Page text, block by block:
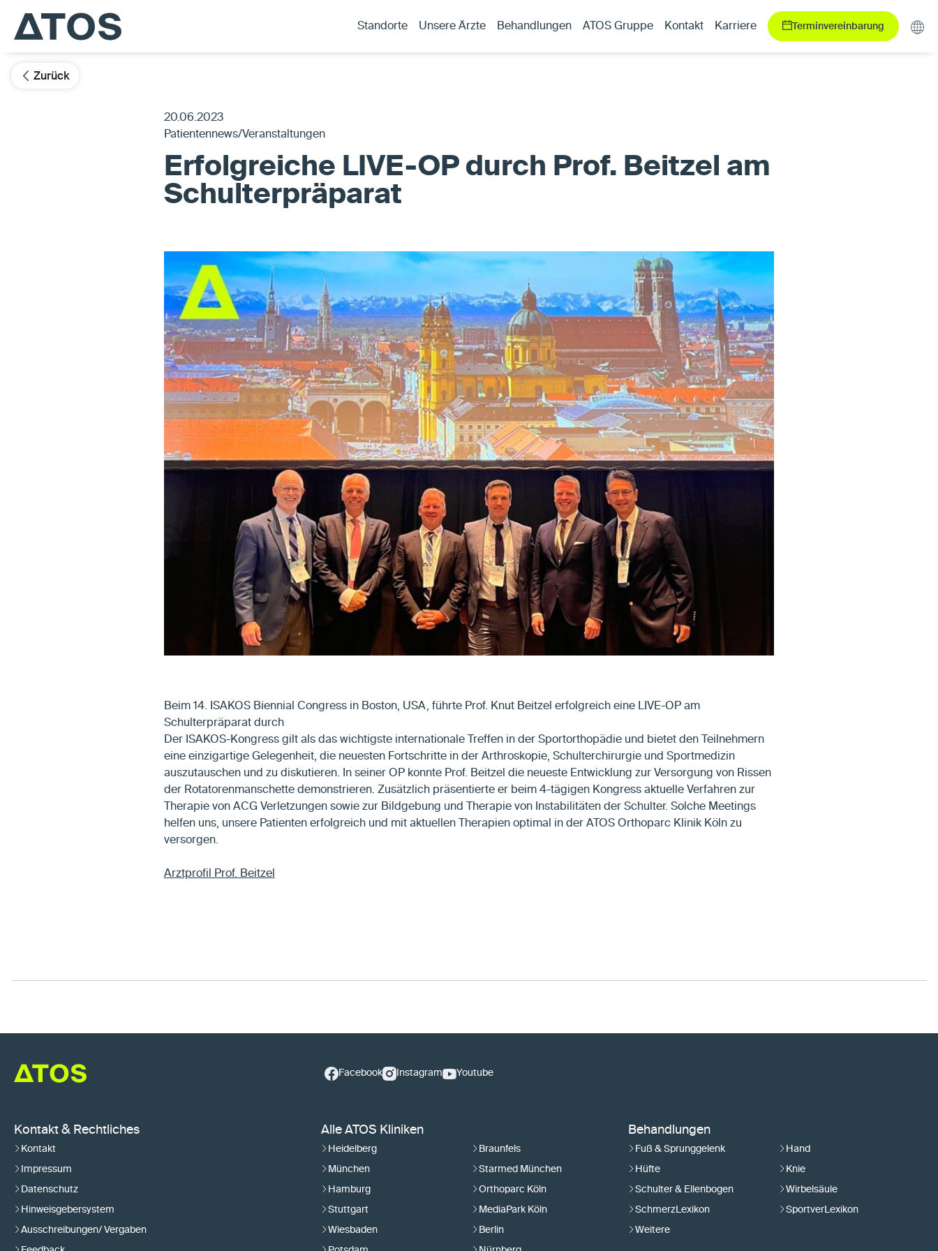
Standorte Unsere Ärzte Behandlungen ATOS Gruppe Kontakt Karriere Terminvereinbarung
Zurück
20.06.2023
Patientennews/Veranstaltungen
Erfolgreiche LIVE-OP durch Prof. Beitzel am
Schulterpräparat
Beim 14. ISAKOS Biennial Congress in Boston, USA, führte Prof. Knut Beitzel erfolgreich eine LIVE-OP am
Schulterpräparat durch
Der ISAKOS-Kongress gilt als das wichtigste internationale Treffen in der Sportorthopädie und bietet den Teilnehmern
eine einzigartige Gelegenheit, die neuesten Fortschritte in der Arthroskopie, Schulterchirurgie und Sportmedizin
auszutauschen und zu diskutieren. In seiner OP konnte Prof. Beitzel die neueste Entwicklung zur Versorgung von Rissen
der Rotatorenmanschette demonstrieren. Zusätzlich präsentierte er beim 4-tägigen Kongress aktuelle Verfahren zur
Therapie von ACG Verletzungen sowie zur Bildgebung und Therapie von Instabilitäten der Schulter. Solche Meetings
helfen uns, unsere Patienten erfolgreich und mit aktuellen Therapien optimal in der ATOS Orthoparc Klinik Köln zu
versorgen.
Arztprofil Prof. Beitzel
Facebook Instagram Youtube
Kontakt & Rechtliches
Kontakt
Impressum
Datenschutz
Hinweisgebersystem
Ausschreibungen/ Vergaben
Alle ATOS Kliniken
Heidelberg Braunfels
München Starmed München
Hamburg Orthoparc Köln
Stuttgart MediaPark Köln
Wiesbaden Berlin
Behandlungen
Fuß & Sprunggelenk Hand
Hüfte Knie
Schulter & Ellenbogen Wirbelsäule
SchmerzLexikon SportverLexikon
Weitere